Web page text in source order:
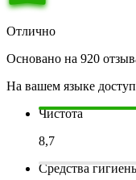
Отлично
Основано на 920
На вашем языке
Чистота
8,7
Средства